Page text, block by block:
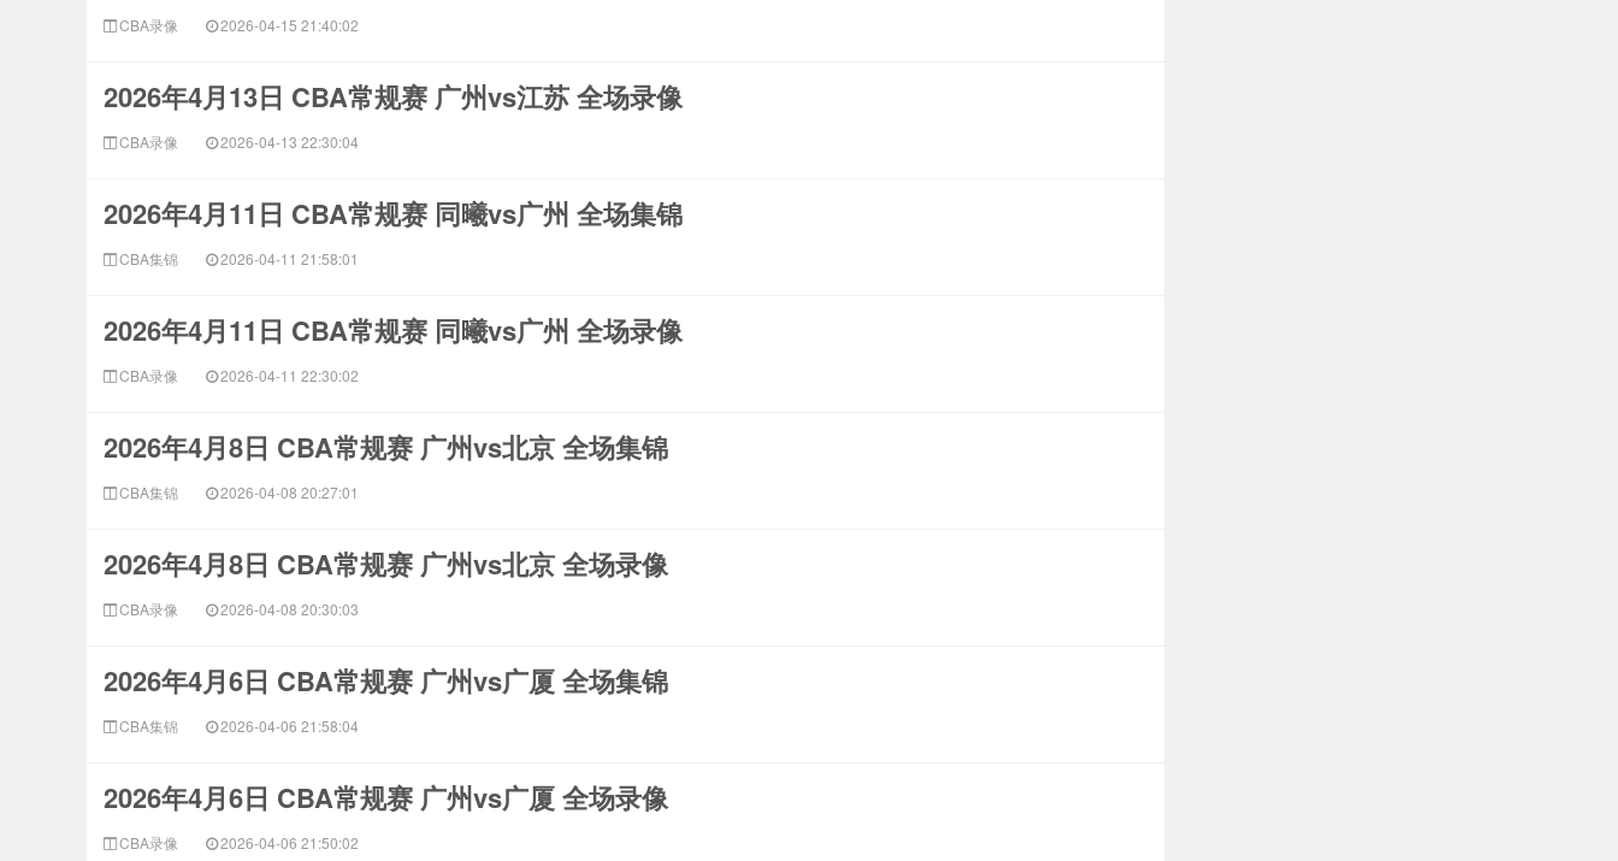
CBA录像 2026-04-15 21:40:02
2026年4月13日 CBA常规赛 广州vs江苏 全场录像
CBA录像 2026-04-13 22:30:04
2026年4月11日 CBA常规赛 同曦vs广州 全场集锦
CBA集锦 2026-04-11 21:58:01
2026年4月11日 CBA常规赛 同曦vs广州 全场录像
CBA录像 2026-04-11 22:30:02
2026年4月8日 CBA常规赛 广州vs北京 全场集锦
CBA集锦 2026-04-08 20:27:01
2026年4月8日 CBA常规赛 广州vs北京 全场录像
CBA录像 2026-04-08 20:30:03
2026年4月6日 CBA常规赛 广州vs广厦 全场集锦
CBA集锦 2026-04-06 21:58:04
2026年4月6日 CBA常规赛 广州vs广厦 全场录像
CBA录像 2026-04-06 21:50:02